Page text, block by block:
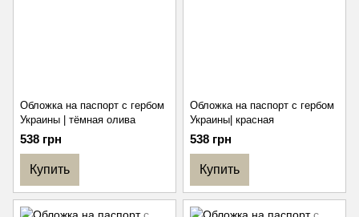
Обложка на паспорт с гербом
Украины | тёмная олива
538 грн
Купить
Обложка на паспорт с гербом
Украины| красная
538 грн
Купить